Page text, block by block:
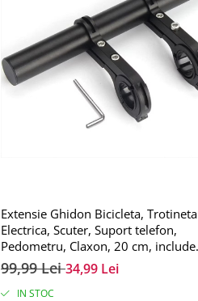
Extensie Ghidon Bicicleta, Trotineta
Electrica, Scuter, Suport telefon,
Pedometru, Claxon, 20 cm, include
Banda Cauciuc anti-zgariere ghidon,
FIXATO, Negru
99,99 Lei34,99 Lei
IN STOC